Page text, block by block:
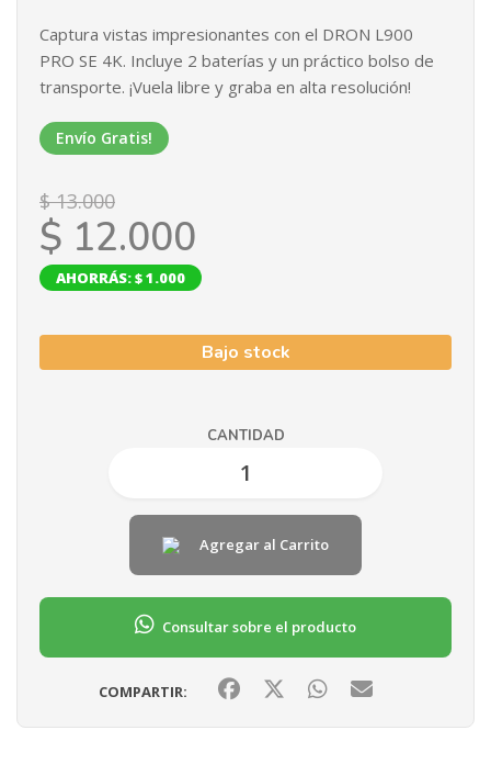
Captura vistas impresionantes con el DRON L900
PRO SE 4K. Incluye 2 baterías y un práctico bolso de
transporte. ¡Vuela libre y graba en alta resolución!
Envío Gratis!
$ 13.000
$ 12.000
AHORRÁS: $ 1.000
Bajo stock
CANTIDAD
Agregar al Carrito
Consultar sobre el producto
COMPARTIR: